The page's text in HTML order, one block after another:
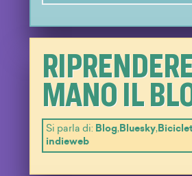
MANO IL
Si parla di: Blog,Bluesky,
indieweb